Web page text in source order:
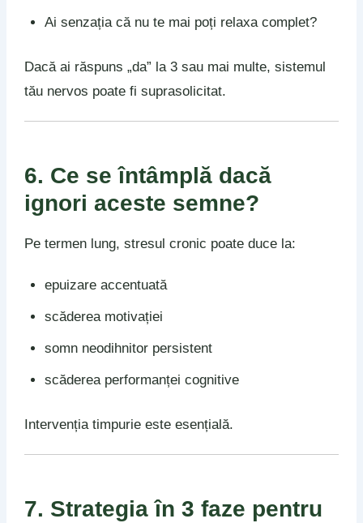
Ai senzația că nu te mai poți relaxa complet?
Dacă ai răspuns „da” la 3 sau mai multe, sistemul
tău nervos poate fi suprasolicitat.
6. Ce se întâmplă dacă
ignori aceste semne?
Pe termen lung, stresul cronic poate duce la:
epuizare accentuată
scăderea motivației
somn neodihnitor persistent
scăderea performanței cognitive
Intervenția timpurie este esențială.
7. Strategia în 3 faze pentru